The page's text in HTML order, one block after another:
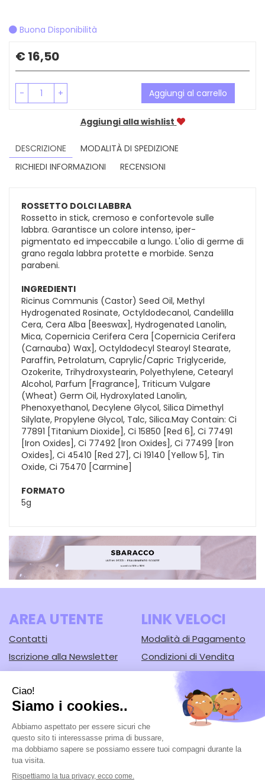
Buona Disponibilità
Prezzo
€ 16,50
- + Aggiungi al carrello
Aggiungi alla wishlist
DESCRIZIONE
MODALITÀ DI SPEDIZIONE
RICHIEDI INFORMAZIONI
RECENSIONI
ROSSETTO DOLCI LABBRA
Rossetto in stick, cremoso e confortevole sulle
labbra. Garantisce un colore intenso, iper-
pigmentato ed impeccabile a lungo. L'olio di germe di
grano regala labbra protette e morbide. Senza
parabeni.
INGREDIENTI
Ricinus Communis (Castor) Seed Oil, Methyl
Hydrogenated Rosinate, Octyldodecanol, Candelilla
Cera, Cera Alba [Beeswax], Hydrogenated Lanolin,
Mica, Copernicia Cerifera Cera [Copernicia Cerifera
(Carnauba) Wax], Octyldodecyl Stearoyl Stearate,
Paraffin, Petrolatum, Caprylic/Capric Triglyceride,
Ozokerite, Trihydroxystearin, Polyethylene, Cetearyl
Alcohol, Parfum [Fragrance], Triticum Vulgare
(Wheat) Germ Oil, Hydroxylated Lanolin,
Phenoxyethanol, Decylene Glycol, Silica Dimethyl
Silylate, Propylene Glycol, Talc, Silica.May Contain: Ci
77891 [Titanium Dioxide], Ci 15850 [Red 6], Ci 77491
[Iron Oxides], Ci 77492 [Iron Oxides], Ci 77499 [Iron
Oxides], Ci 45410 [Red 27], Ci 19140 [Yellow 5], Tin
Oxide, Ci 75470 [Carmine]
FORMATO
5g
AREA UTENTE
Contatti
Iscrizione alla Newsletter
Informativa Privacy
Cookie Policy
LINK VELOCI
Modalità di Pagamento
Condizioni di Vendita
Modalità di Spedizione e
Farmacia Lodi srl
- Corso Guercino, 67/b 44042 Cento (FE)